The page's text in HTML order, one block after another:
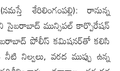
శేరిలింగంపల్లి): రానున్న
సైబరాబాద్ మున్సిపల్ కార్పొరేషన్
పోలీస్ కమిషనర్‌తో కలిసి
నిల్వలు, వరద ముప్పు ఉన్న